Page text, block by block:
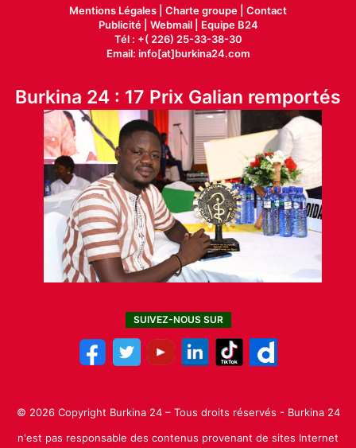
Mentions Légales | Charte groupe | Contact
Publicité| Webmail |
Equipe B24
Tél : +( 226) 25-33-38-30
Email: info[at]burkina24.com
Burkina 24 : 17 Prix Galian remportés
SUIVEZ-NOUS SUR
© 2026 Copyright Burkina 24 – Tous droits réservés - Burkina 24
n'est pas responsable des contenus provenant de sites Internet